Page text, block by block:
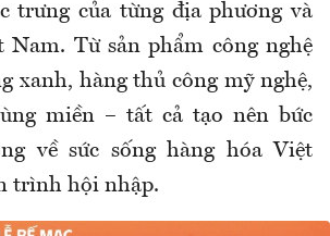
trưng của từng địa phương và
Nam. Từ sản phẩm công nghệ
xanh, hàng thủ công mỹ nghệ,
miền – tất cả tạo nên bức
về sức sống hàng hóa Việt
trình hội nhập.